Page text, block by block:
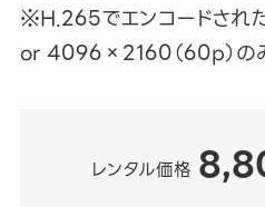
※H.265でエンコードされ
or 4096×2160（60p）の
レンタル価格